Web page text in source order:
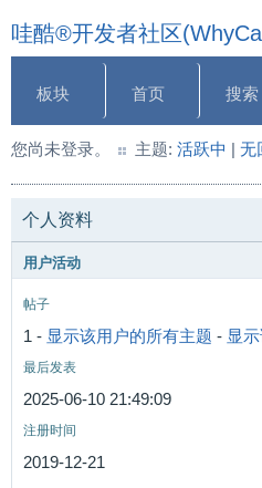
哇酷®开发者社区
板块 首页 搜索
您尚未登录。 主题: 活跃中 | 无
个人资料
用户活动
帖子
1 - 显示该用户的所有主题 - 显
最后发表
2025-06-10 21:49:09
注册时间
2019-12-21